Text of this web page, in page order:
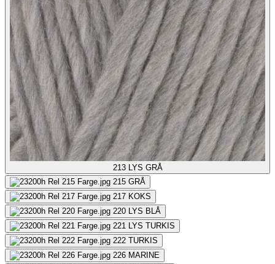
213 LYS GRÅ
215 GRÅ
217 KOKS
220 LYS BLÅ
221 LYS TURKIS
222 TURKIS
226 MARINE